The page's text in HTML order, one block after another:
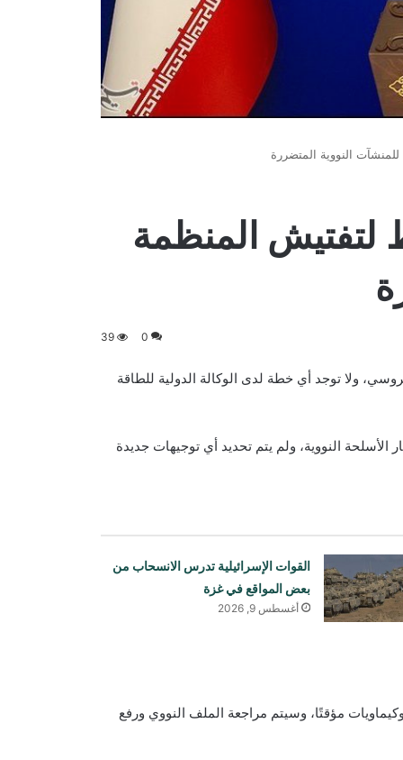
النووية المتضررة
لتفتيش المنظمة
0
39
ولا توجد أي خطة لدى الوكالة الدولية للطاقة
النووية، ولم يتم تحديد أي توجيهات جديدة
القوات الإسرائيلية تدرس الانسحاب من
بعض المواقع في غزة
أغسطس 9, 2026
مؤقتًا، وسيتم مراجعة الملف النووي ورفع